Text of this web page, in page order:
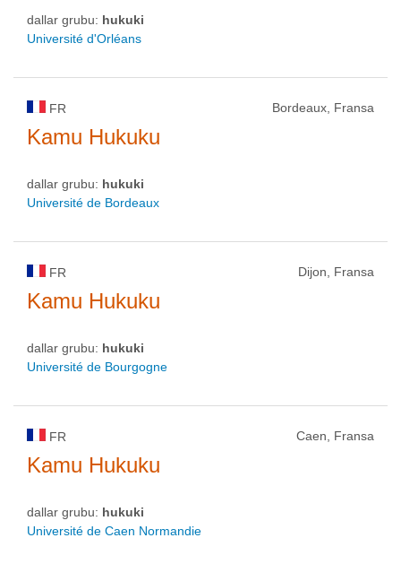
dallar grubu: hukuki
Université d'Orléans
FR Bordeaux, Fransa
Kamu Hukuku
dallar grubu: hukuki
Université de Bordeaux
FR Dijon, Fransa
Kamu Hukuku
dallar grubu: hukuki
Université de Bourgogne
FR Caen, Fransa
Kamu Hukuku
dallar grubu: hukuki
Université de Caen Normandie